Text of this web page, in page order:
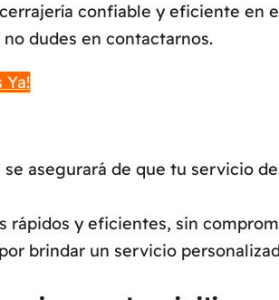
confiable y eficiente en
dudes en contactarnos.
Ya!
asegurará de que tu servicio
y eficientes, sin
brindar un servicio